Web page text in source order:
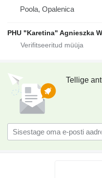
Poola, Opalenica
PHU "Karetina" Agnieszka
Tellige